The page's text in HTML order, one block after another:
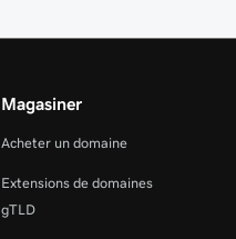
Magasiner
Acheter un domaine
Extensions de domaines
gTLD